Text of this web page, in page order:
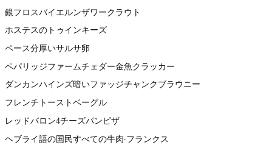
銀フロスバイエルンザワークラウト
ホステスのトゥインキーズ
ペース分厚いサルサ卵
ペパリッジファームチェダー金魚クラッカー
ダンカンハインズ暗いファッジチャンクブラウニー
フレンチトーストベーグル
レッドバロン4チーズパンピザ
ヘブライ語の国民すべての牛肉·フランクス